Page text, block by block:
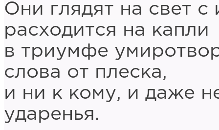
Они глядят на свет с
расходится на капли
в триумфе
слова от плеска,
и ни к кому, и даже
ударенья.